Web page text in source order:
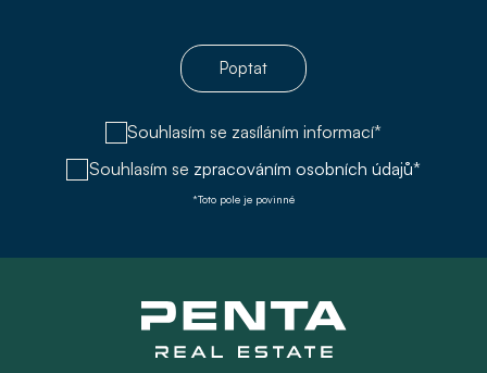
Poptat
Souhlasím se zasíláním informací*
Souhlasím se zpracováním osobních údajů*
*Toto pole je povinné